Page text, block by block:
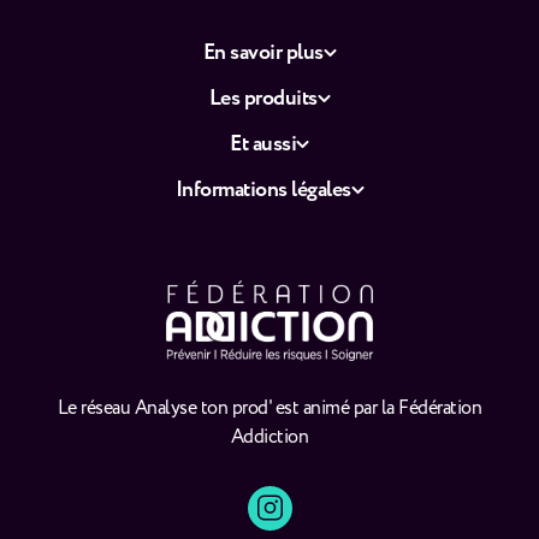
Le réseau Analyse ton prod' est animé par la Fédération
Addiction
En savoir plus
Les produits
Et aussi
Informations légales